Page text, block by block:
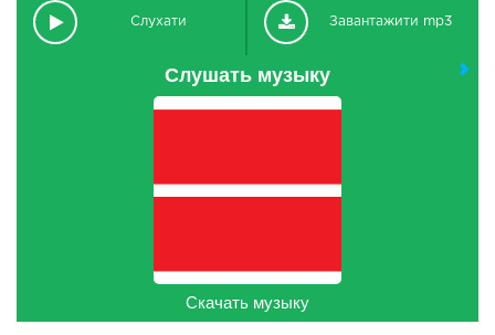
Слухати Завантажити mp3
Слушать музыку
Скачать музыку